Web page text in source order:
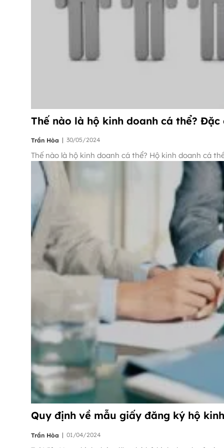
Thế nào là hộ kinh doanh cá thể?
Trần Hòa | 30/05/2024
Thế nào là hộ kinh doanh cá thể? Hộ kinh doanh cá
Quy định về mẫu giấy đăng ký hộ
Trần Hòa | 01/04/2024